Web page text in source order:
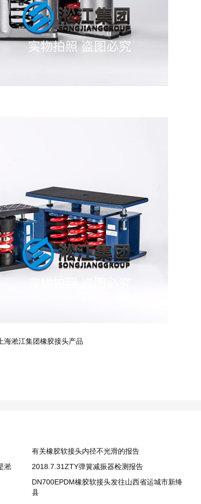
海淞江集团橡胶接头产品
有关橡胶软接头内径不光滑的报告
淞
2018.7.31ZTY弹簧减振器检测报告
DN700EPDM橡胶软接头发往山西省运城市新绛
县